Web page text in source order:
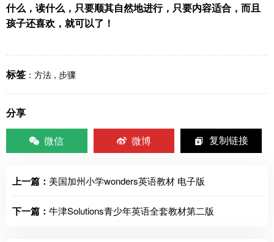
什么，读什么，只要顺其自然地进行，只要内容适合，而且
孩子还喜欢，就可以了！
标签 ： 方法 , 步骤
分享
微信
微博 复制链接
上一篇： 美国加州小学wonders英语教材 电子版
下一篇： 牛津Solutions青少年英语全套教材第二版